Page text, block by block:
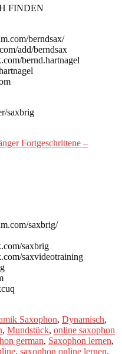
FINDEN
berndsax/
add/berndsax
bernd.hartnagel
saxbrig
Fortgeschrittene –
saxbrig/
saxbrig
saxvideotraining
Saxophon, Dynamisch,
, Mundstück, online saxophon
german, Saxophon lernen,
, saxophon online lernen,